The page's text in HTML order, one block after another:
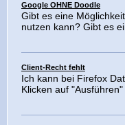
Google OHNE Doodle
Gibt es eine
nutzen kann? Gibt es
Client-Recht fehlt
Ich kann bei Firefox
Klicken auf